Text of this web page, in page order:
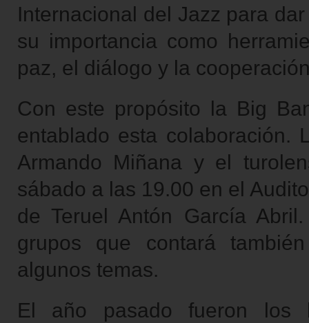
Internacional del Jazz para
su importancia como
paz, el diálogo y la
Con este propósito la Big
entablado esta colaboración.
Armando Miñana y el
sábado a las 19.00 en el
de Teruel Antón García
grupos que contará
algunos temas.
El año pasado fueron los